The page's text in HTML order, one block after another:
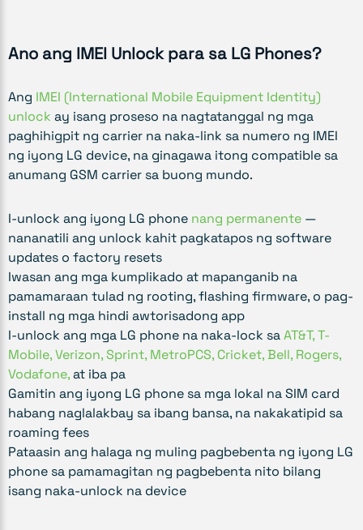
Ano ang IMEI Unlock para sa LG Phones?
Ang IMEI (International Mobile Equipment Identity)
unlock ay isang proseso na nagtatanggal ng mga
paghihigpit ng carrier na naka-link sa numero ng IMEI
ng iyong LG device, na ginagawa itong compatible sa
anumang GSM carrier sa buong mundo.
I-unlock ang iyong LG phone nang permanente —
nananatili ang unlock kahit pagkatapos ng software
updates o factory resets
Iwasan ang mga kumplikado at mapanganib na
pamamaraan tulad ng rooting, flashing firmware, o pag-
install ng mga hindi awtorisadong app
I-unlock ang mga LG phone na naka-lock saAT&T, T-
Mobile, Verizon, Sprint, MetroPCS, Cricket, Bell, Rogers,
Vodafone,at iba pa
Gamitin ang iyong LG phone sa mga lokal na SIM card
habang naglalakbay sa ibang bansa, na nakakatipid sa
roaming fees
Pataasin ang halaga ng muling pagbebenta ng iyong LG
phone sa pamamagitan ng pagbebenta nito bilang
isang naka-unlock na device